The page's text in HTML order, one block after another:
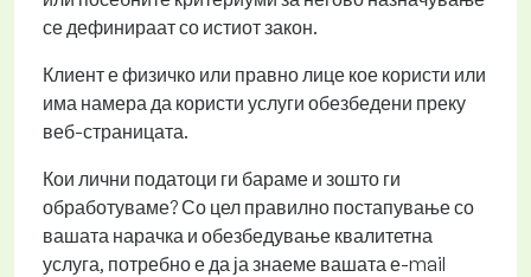
се дефинираат со истиот закон.
Клиент е физичко или правно лице кое користи или
има намера да користи услуги обезбедени преку
веб-страницата.
Кои лични податоци ги бараме и зошто ги
обработуваме? Со цел правилно постапување со
вашата нарачка и обезбедување квалитетна
услуга, потребно е да ја знаеме вашата е-mail